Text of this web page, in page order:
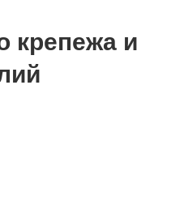
крепежа и